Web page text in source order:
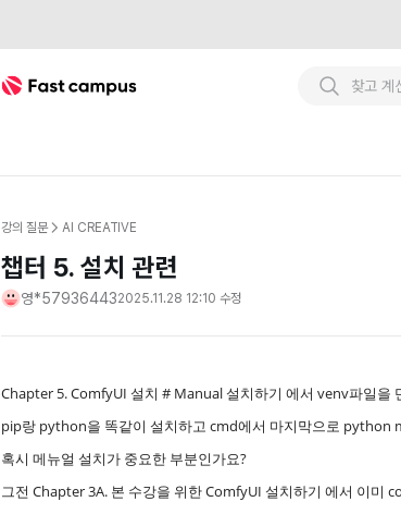
Fast Campus
강의 질문 AI CREATIVE
챕터 5. 설치 관련
영*579364432025.11.28 12:10 수정
Chapter 5. ComfyUI 설치 # Manual 설치하기 에서 venv파일을
pip랑 python을 똑같이 설치하고 cmd에서 마지막으로 python
혹시 메뉴얼 설치가 중요한 부분인가요?
그전 Chapter 3A. 본 수강을 위한 ComfyUI 설치하기 에서 이미